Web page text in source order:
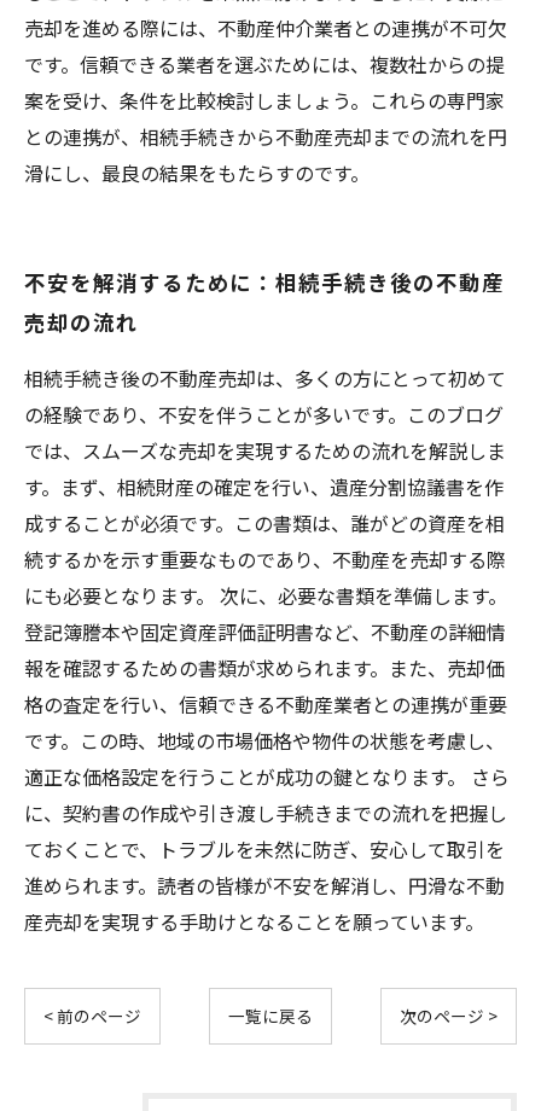
売却を進める際には、不動産仲介業者との連携が不可欠
です。信頼できる業者を選ぶためには、複数社からの提
案を受け、条件を比較検討しましょう。これらの専門家
との連携が、相続手続きから不動産売却までの流れを円
滑にし、最良の結果をもたらすのです。
不安を解消するために：相続手続き後の不動産
売却の流れ
相続手続き後の不動産売却は、多くの方にとって初めて
の経験であり、不安を伴うことが多いです。このブログ
では、スムーズな売却を実現するための流れを解説しま
す。まず、相続財産の確定を行い、遺産分割協議書を作
成することが必須です。この書類は、誰がどの資産を相
続するかを示す重要なものであり、不動産を売却する際
にも必要となります。 次に、必要な書類を準備します。
登記簿謄本や固定資産評価証明書など、不動産の詳細情
報を確認するための書類が求められます。また、売却価
格の査定を行い、信頼できる不動産業者との連携が重要
です。この時、地域の市場価格や物件の状態を考慮し、
適正な価格設定を行うことが成功の鍵となります。 さら
に、契約書の作成や引き渡し手続きまでの流れを把握し
ておくことで、トラブルを未然に防ぎ、安心して取引を
進められます。読者の皆様が不安を解消し、円滑な不動
産売却を実現する手助けとなることを願っています。
< 前のページ 一覧に戻る 次のページ >